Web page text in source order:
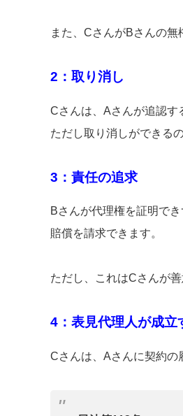
また、CさんがBさんの無
2：取り消し
Cさんは、Aさんが追認す
ただし取り消しができる
3：責任の追求
Bさんが代理権を証明で
賠償を請求できます。
ただし、これはCさんが
4：表見代理人が成立
Cさんは、Aさんに契約の